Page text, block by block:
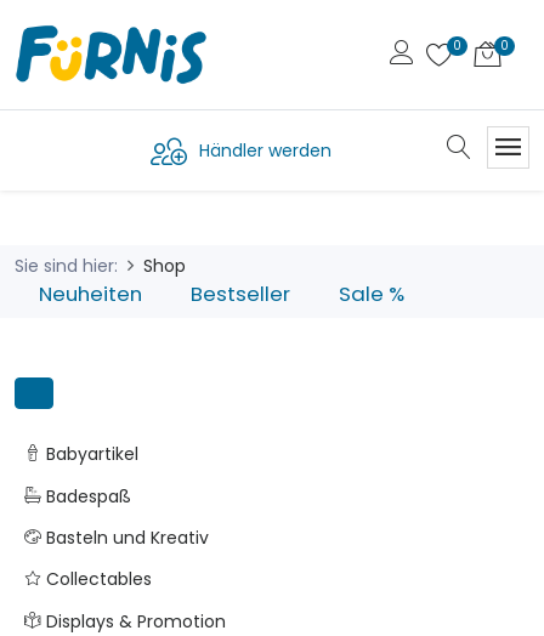
Händler werden
Sie sind hier: Shop
Neuheiten Bestseller Sale %
Babyartikel
Badespaß
Basteln und Kreativ
Collectables
Displays & Promotion